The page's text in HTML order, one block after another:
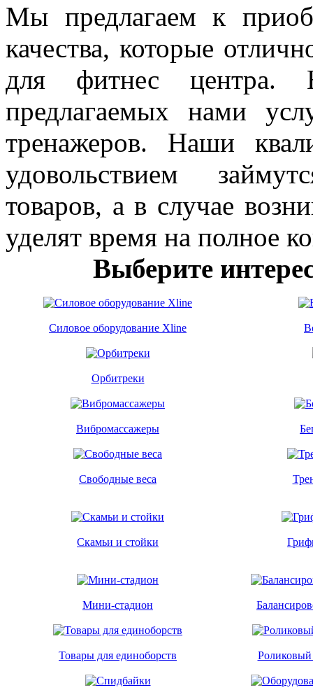
Мы предлагаем к
качества, которые
для фитнес
предлагаемых нами
тренажеров. Наши
удовольствием
товаров, а в случае
уделят время на полное
Выберите
Силовое оборудование Xline
Орбитреки
Вибромассажеры
Свободные веса
Скамьи и стойки
Мини-стадион
Товары для единоборств